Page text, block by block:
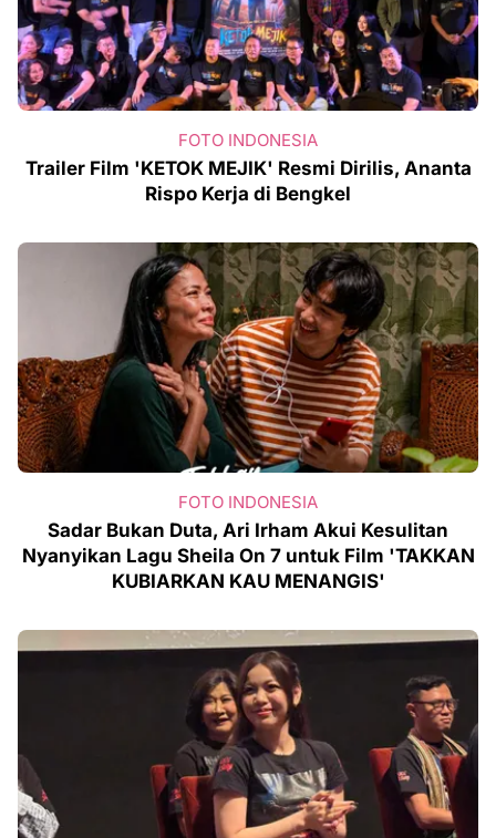
FOTO INDONESIA
Trailer Film 'KETOK MEJIK' Resmi Dirilis, Ananta
Rispo Kerja di Bengkel
FOTO INDONESIA
Sadar Bukan Duta, Ari Irham Akui Kesulitan
Nyanyikan Lagu Sheila On 7 untuk Film 'TAKKAN
KUBIARKAN KAU MENANGIS'